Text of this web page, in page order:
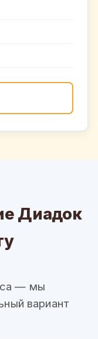
Диадок
— мы
вариант